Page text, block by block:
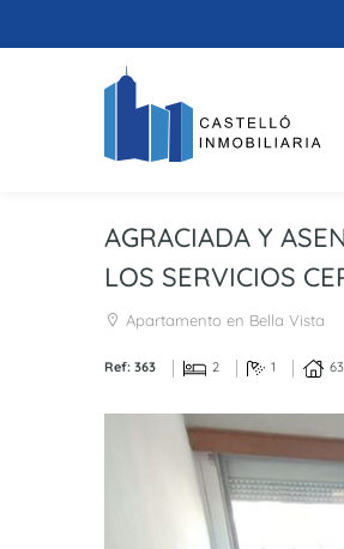
AGRACIADA Y
LOS SERVICIOS
Apartamento en Bella Vista
Ref: 363 2 1